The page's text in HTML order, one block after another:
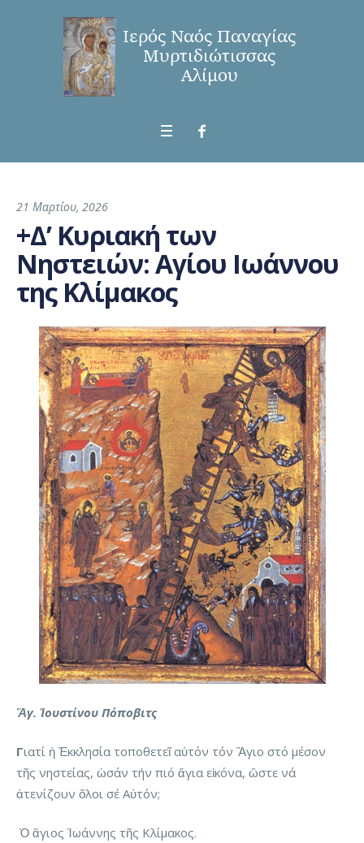
21 Μαρτίου, 2026
+Δ’ Κυριακή των
Νηστειών: Αγίου Ιωάννου
της Κλίμακος
Ἅγ. Ἰουστίνου Πόποβιτς
Γιατί ἡ Ἐκκλησία τοποθετεῖ αὐτόν τόν Ἅγιο στό μέσον
τῆς νηστείας, ὡσάν τήν πιό ἅγια εἰκόνα, ὥστε νά
ἀτενίζουν ὅλοι σέ Αὐτόν;
Ὁ ἅγιος Ἰωάννης τῆς Κλίμακος.